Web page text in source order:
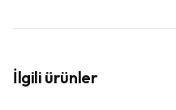
İlgili ürünler